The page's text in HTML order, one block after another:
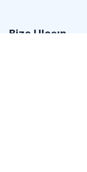
Bize Ulaşın